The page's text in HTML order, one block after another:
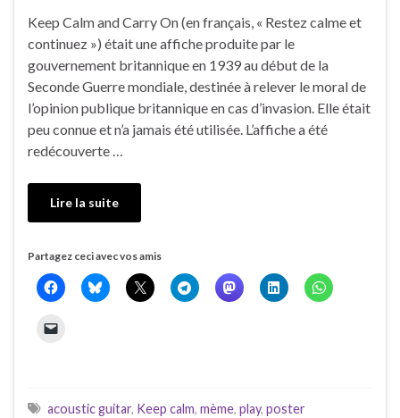
Keep Calm and Carry On (en français, « Restez calme et
continuez ») était une affiche produite par le
gouvernement britannique en 1939 au début de la
Seconde Guerre mondiale, destinée à relever le moral de
l’opinion publique britannique en cas d’invasion. Elle était
peu connue et n’a jamais été utilisée. L’affiche a été
redécouverte …
Lire la suite
Partagez ceci avec vos amis
acoustic guitar, Keep calm, mème, play, poster